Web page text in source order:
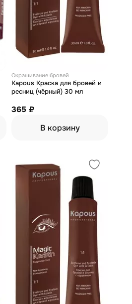
Окрашивание бровей
Kapous Краска для бровей и
ресниц (чёрный) 30 мл
365 ₽
В корзину